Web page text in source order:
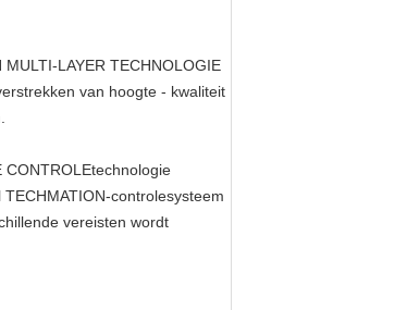
LAYER TECHNOLOGIE
van hoogte - kwaliteit
CONTROLEtechnologie
controlesysteem
vereisten wordt